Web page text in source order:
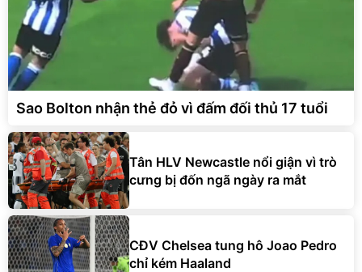
Sao Bolton nhận thẻ đỏ vì đấm đối thủ 17 tuổi
Tân HLV Newcastle nổi giận vì trò
cưng bị đốn ngã ngày ra mắt
CĐV Chelsea tung hô Joao Pedro
chỉ kém Haaland